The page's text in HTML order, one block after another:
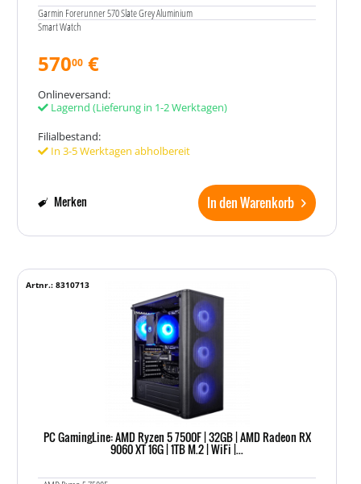
Garmin Forerunner 570 Slate Grey Aluminium
Smart Watch
57000 €
Onlineversand:
Lagernd (Lieferung in 1-2 Werktagen)
Filialbestand:
In 3-5 Werktagen abholbereit
In den Warenkorb
Merken
PC GamingLine: AMD Ryzen 5 7500F | 32GB | AMD Radeon RX
9060 XT 16G | 1TB M.2 | WiFi |...
Artnr.: 8310713